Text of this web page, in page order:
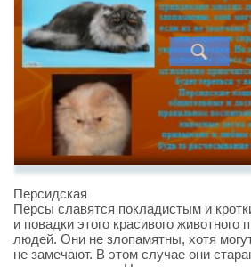
Персидская
Персы славятся покладистым и
и повадки этого красивого животного
людей. Они не злопамятны, хотя
не замечают. В этом случае они